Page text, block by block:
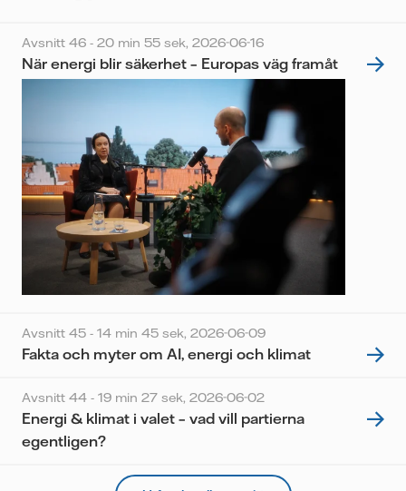
Avsnitt 46 - 20 min 55 sek, 2026-06-16
När energi blir säkerhet – Europas väg framåt
Avsnitt 45 - 14 min 45 sek, 2026-06-09
Fakta och myter om AI, energi och klimat
Avsnitt 44 - 19 min 27 sek, 2026-06-02
Energi & klimat i valet – vad vill partierna
egentligen?